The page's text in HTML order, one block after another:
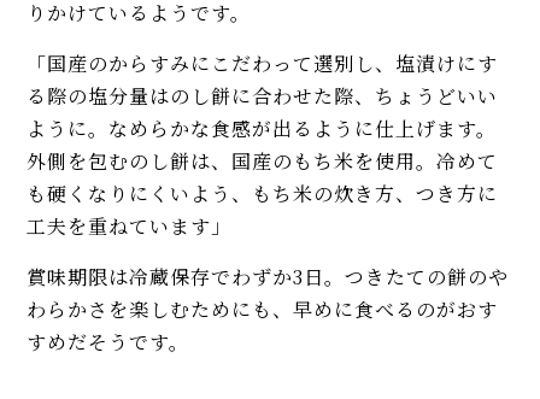
りかけているようです。
「国産のからすみにこだわって選別し、塩漬けにす
る際の塩分量はのし餅に合わせた際、ちょうどいい
ように。なめらかな食感が出るように仕上げます。
外側を包むのし餅は、国産のもち米を使用。冷めて
も硬くなりにくいよう、もち米の炊き方、つき方に
工夫を重ねています」
賞味期限は冷蔵保存でわずか3日。つきたての餅のや
わらかさを楽しむためにも、早めに食べるのがおす
すめだそうです。